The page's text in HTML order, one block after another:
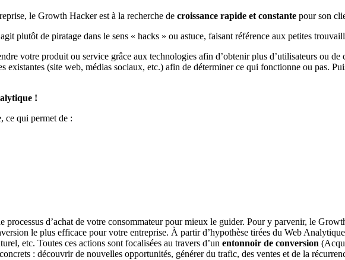
le Growth Hacker est à la recherche de croissance rapide et constante pour son
plutôt de piratage dans le sens « hacks » ou astuce, faisant référence aux petites
votre produit ou service grâce aux technologies afin d’obtenir plus d’utilisateurs ou de
existantes (site web, médias sociaux, etc.) afin de déterminer ce qui fonctionne ou pas.
!
ce qui permet de :
d’achat de votre consommateur pour mieux le guider. Pour y parvenir, le
le plus efficace pour votre entreprise. À partir d’hypothèse tirées du Web
etc. Toutes ces actions sont focalisées au travers d’un entonnoir de conversion
: découvrir de nouvelles opportunités, générer du trafic, des ventes et de la